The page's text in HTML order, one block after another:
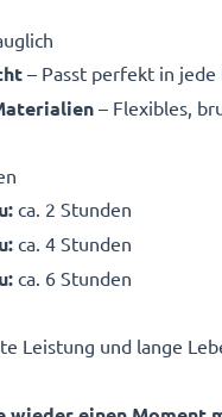
– Passt perfekt in jede
– Flexibles,
ca. 2 Stunden
ca. 4 Stunden
ca. 6 Stunden
Leistung und lange